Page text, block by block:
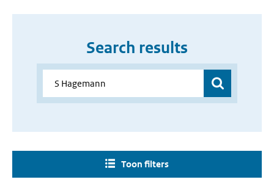
Search results
Toon filters